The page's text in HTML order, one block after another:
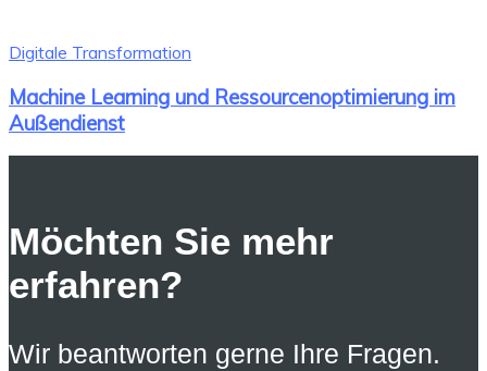
Digitale Transformation
Machine Learning und Ressourcenoptimierung im
Außendienst
Möchten Sie mehr
erfahren?
Wir beantworten gerne Ihre Fragen.